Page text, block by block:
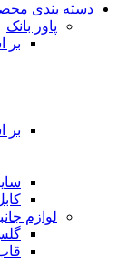
دسته بندی
پاور بانک
بر
بر
لوازم